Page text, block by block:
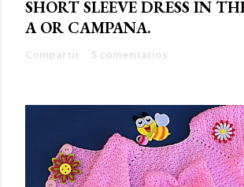
SHORT SLEEVE DRESS IN
A OR CAMPANA.
Compartir 5 comentarios